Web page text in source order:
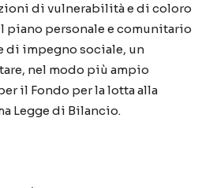
di vulnerabilità e di coloro
piano personale e comunitario
di impegno sociale, un
nel modo più ampio
il Fondo per la lotta alla
Legge di Bilancio.